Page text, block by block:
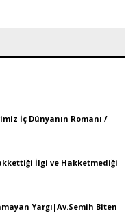
İç Dünyanın Romanı /
İlgi ve Hakketmediği
Yargı|Av.Semih Biten